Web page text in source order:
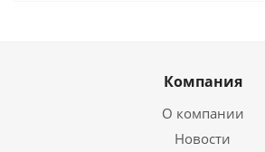
Компания
О компании
Новости